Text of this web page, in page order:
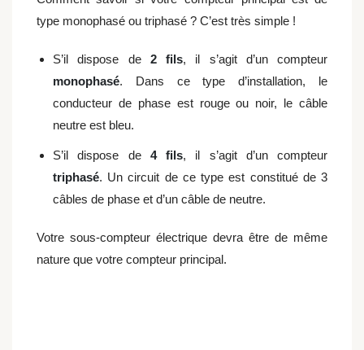
type monophasé ou triphasé ? C’est très simple !
S’il dispose de 2 fils, il s’agit d’un compteur
monophasé. Dans ce type d’installation, le
conducteur de phase est rouge ou noir, le câble
neutre est bleu.
S’il dispose de 4 fils, il s’agit d’un compteur
triphasé. Un circuit de ce type est constitué de 3
câbles de phase et d’un câble de neutre.
Votre sous-compteur électrique devra être de même
nature que votre compteur principal.